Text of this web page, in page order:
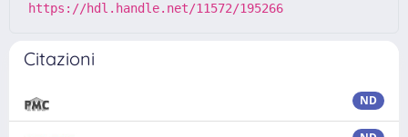
https://hdl.handle.net/11572/195266
Citazioni
ND